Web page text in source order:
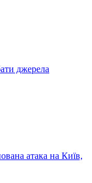
джерела
атака на Київ,